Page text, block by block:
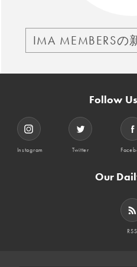
IMA MEMBERSの
Follow
Instagram Twitter
Our
RSS